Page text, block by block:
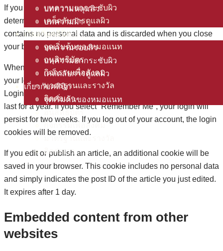
บทความยกกระชับผิว
เคล็ดลับการดูแลผิว
เกี่ยวกับคลินิก
จุดเริ่มต้นของหมอแนท
อนุสิทธิบัตร
กิจกรรมเพื่อสังคม
มาตรฐานและรางวัล
ติดต่อเรา
บทความหลุมสิว
บทความฝ้า
บทความสิว
บทความรอยสิว
บทความยกกระชับผิว
เคล็ดลับการดูแลผิว
เกี่ยวกับคลินิก
จุดเริ่มต้นของหมอแนท
อนุสิทธิบัตร
กิจกรรมเพื่อสังคม
ติดต่อเรา
If you visit our login page, we will set a temporary cookie to
determine if your browser accepts cookies. This cookie
contains no personal data and is discarded when you close
your browser.
When you log in, we will also set up several cookies to save
your login information and your screen display choices.
Login cookies last for two days, and screen options cookies
last for a year. If you select “Remember Me”, your login will
persist for two weeks. If you log out of your account, the login
cookies will be removed.
If you edit or publish an article, an additional cookie will be
saved in your browser. This cookie includes no personal data
and simply indicates the post ID of the article you just edited.
It expires after 1 day.
Embedded content from other
websites